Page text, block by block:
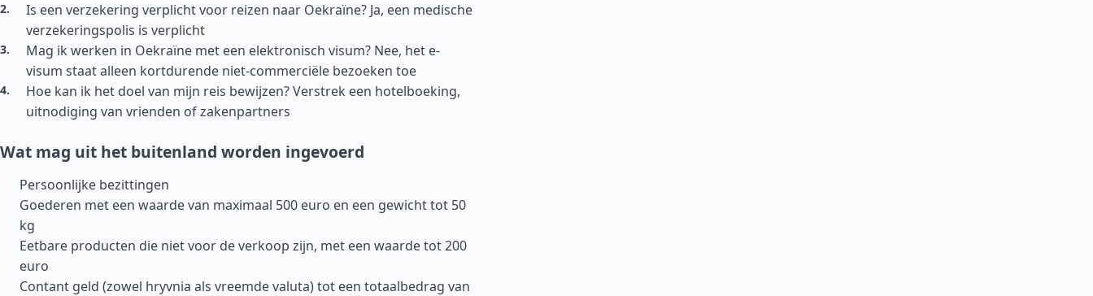
Is een verzekering verplicht voor reizen naar Oekraïne? Ja, een medische
verzekeringspolis is verplicht
Mag ik werken in Oekraïne met een elektronisch visum? Nee, het e-
visum staat alleen kortdurende niet-commerciële bezoeken toe
Hoe kan ik het doel van mijn reis bewijzen? Verstrek een hotelboeking,
uitnodiging van vrienden of zakenpartners
Wat mag uit het buitenland worden ingevoerd
Persoonlijke bezittingen
Goederen met een waarde van maximaal 500 euro en een gewicht tot 50
kg
Eetbare producten die niet voor de verkoop zijn, met een waarde tot 200
euro
Contant geld (zowel hryvnia als vreemde valuta) tot een totaalbedrag van